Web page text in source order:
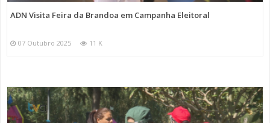
ADN Visita Feira da Brandoa em Campanha Eleitoral
07 Outubro 2025 11 K